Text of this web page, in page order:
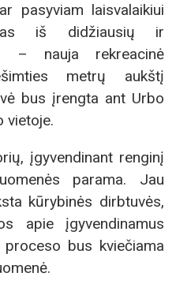
pasyviam laisvalaikiui
iš didžiausių ir
– nauja rekreacinė
metrų aukštį
bus įrengta ant Urbo
vietoje.
įgyvendinant renginį
parama. Jau
kūrybinės dirbtuvės,
apie įgyvendinamus
bus kviečiama